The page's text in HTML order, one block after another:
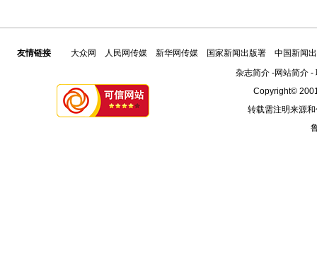
友情链接 大众网 人民网传媒 新华网传媒 国家新闻出版署
中国新闻
杂志简介-网站简介-
Copyright©
转载需注明来源